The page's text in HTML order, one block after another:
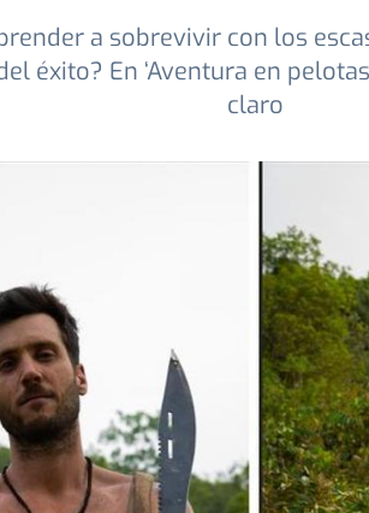
a sobrevivir con los
éxito? En ‘Aventura en
claro